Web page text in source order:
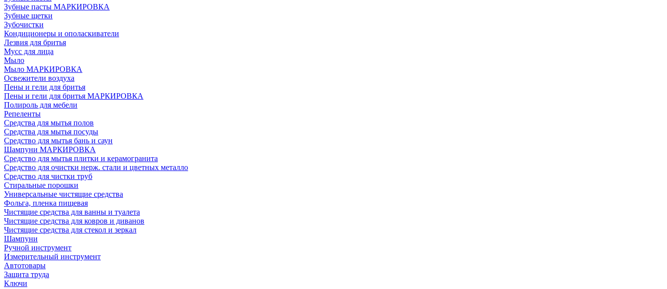
Зубные пасты МАРКИРОВКА
Зубные щетки
Зубочистки
Кондиционеры и ополаскиватели
Лезвия для бритья
Мусс для лица
Мыло
Мыло МАРКИРОВКА
Освежители воздуха
Пены и гели для бритья
Пены и гели для бритья МАРКИРОВКА
Полироль для мебели
Репеленты
Средства для мытья полов
Средства для мытья посуды
Средство для мытья бань и саун
Шампуни МАРКИРОВКА
Средство для мытья плитки и керамогранита
Средство для очистки нерж. стали и цветных металло
Средство для чистки труб
Стиральные порошки
Универсальные чистящие средства
Фольга, пленка пищевая
Чистящие средства для ванны и туалета
Чистящие средства для ковров и диванов
Чистящие средства для стекол и зеркал
Шампуни
Ручной инструмент
Измерительный инструмент
Автотовары
Защита труда
Ключи